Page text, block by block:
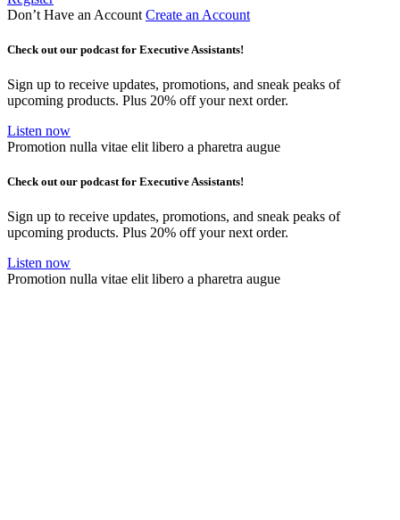
Don’t Have an Account Create an Account
Check out our podcast for Executive Assistants!
Sign up to receive updates, promotions, and sneak peaks of
upcoming products. Plus 20% off your next order.
Listen now
Promotion nulla vitae elit libero a pharetra augue
Check out our podcast for Executive Assistants!
Sign up to receive updates, promotions, and sneak peaks of
upcoming products. Plus 20% off your next order.
Listen now
Promotion nulla vitae elit libero a pharetra augue